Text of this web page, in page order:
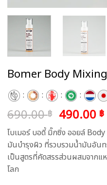
Bomer Body
: : : :
690.00฿ Original
price
was:
690.00
490.00 ฿
โบเมอร์ บอดี้ มิ๊กซิ่ง ออยล์
มันบำรุงผิว ที่รวบรวมน้ำมันอัน
เป็นสูตรที่คัดสรรส่วนผสมจาก
โลก